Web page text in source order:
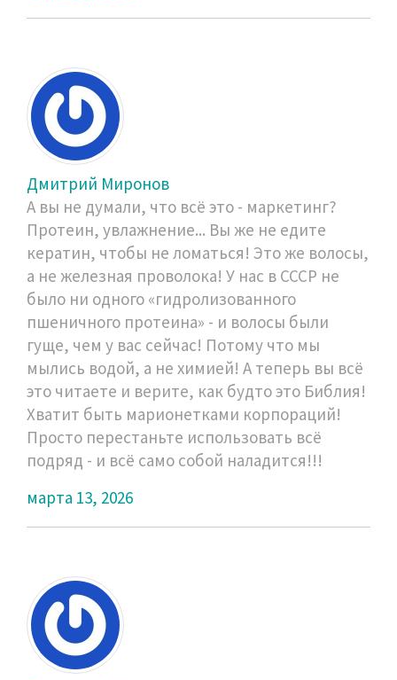
Дмитрий Миронов
А вы не думали, что всё это - маркетинг?
Протеин, увлажнение... Вы же не едите
кератин, чтобы не ломаться! Это же волосы,
а не железная проволока! У нас в СССР не
было ни одного «гидролизованного
пшеничного протеина» - и волосы были
гуще, чем у вас сейчас! Потому что мы
мылись водой, а не химией! А теперь вы всё
это читаете и верите, как будто это Библия!
Хватит быть марионетками корпораций!
Просто перестаньте использовать всё
подряд - и всё само собой наладится!!!
марта 13, 2026